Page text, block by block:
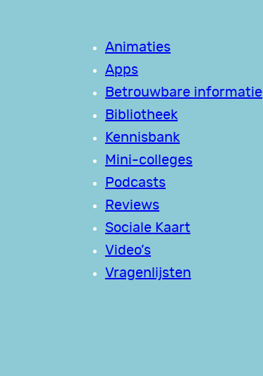
Animaties
Apps
Betrouwbare informatie
Bibliotheek
Kennisbank
Mini-colleges
Podcasts
Reviews
Sociale Kaart
Video’s
Vragenlijsten